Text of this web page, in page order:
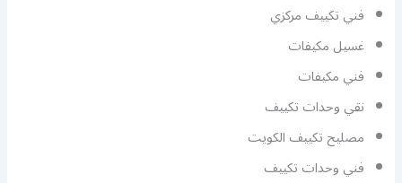
فني تكييف مركزي
غسيل مكيفات
فني مكيفات
نقي وحدات تكييف
مصليح تكييف الكويت
فني وحدات تكييف